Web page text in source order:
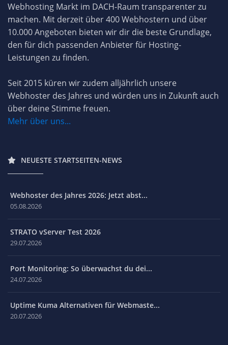
Webhosting Markt im DACH-Raum transparenter zu
machen. Mit derzeit über 400 Webhostern und über
10.000 Angeboten bieten wir dir die beste Grundlage,
den für dich passenden Anbieter für Hosting-
Leistungen zu finden.
Seit 2015 küren wir zudem alljährlich unsere
Webhoster des Jahres und würden uns in Zukunft auch
über deine Stimme freuen.
Mehr über uns...
NEUESTE STARTSEITEN-NEWS
Webhoster des Jahres 2026: Jetzt abst...
05.08.2026
STRATO vServer Test 2026
29.07.2026
Port Monitoring: So überwachst du dei...
24.07.2026
Uptime Kuma Alternativen für Webmaste...
20.07.2026